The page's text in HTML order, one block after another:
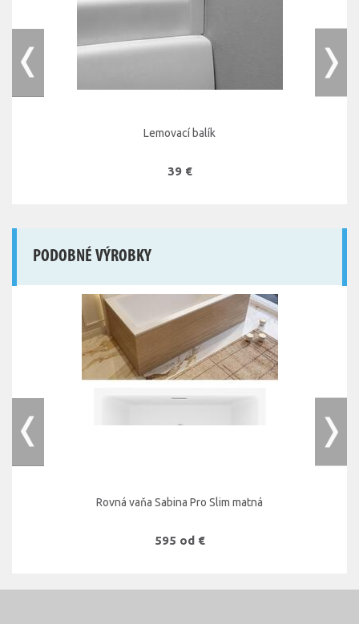
Lemovací balík
39 €
PODOBNÉ VÝROBKY
Rovná vaňa Sabina Pro Slim matná
595 od €